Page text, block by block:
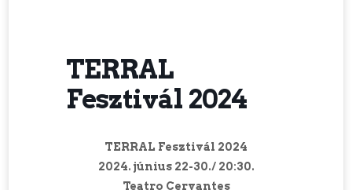
TERRAL
Fesztivál 2024
TERRAL Fesztivál 2024
2024. június 22-30./ 20:30.
Teatro Cervantes